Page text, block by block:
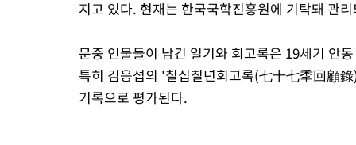
지고 있다. 현재는 한국국학진흥원에 기탁돼 관
문중 인물들이 남긴 일기와 회고록은 19세기 안
특히 김응섭의 '칠십칠년회고록(七十七秊回顧
기록으로 평가된다.